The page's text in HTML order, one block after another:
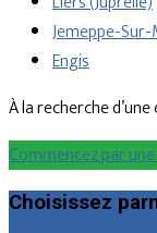
Jemeppe-
Engis
À la recherche
Commencez par
Choisissez